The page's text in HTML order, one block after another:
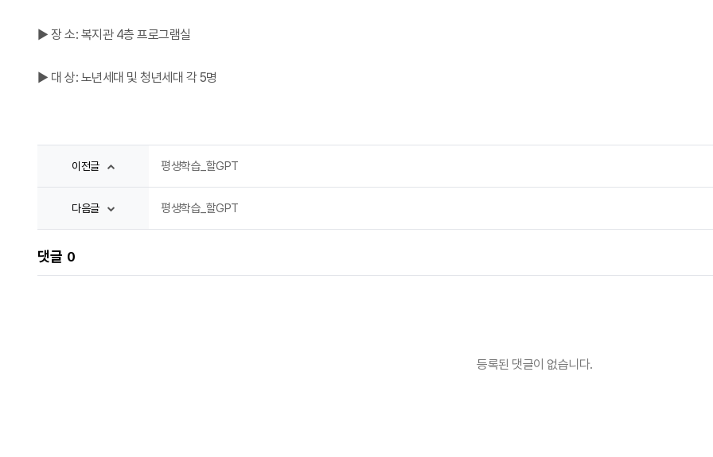
▶ 장 소: 복지관 4층 프로그램실
▶ 대 상: 노년세대 및 청년세대 각 5명
이전글 평생학습_할GPT
다음글 평생학습_할GPT
댓글 0
등록된 댓글이 없습니다.